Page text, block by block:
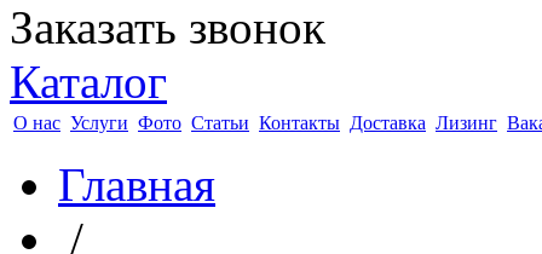
Заказать звонок
Каталог
О нас Услуги Фото Статьи Контакты Доставка Лизинг
Главная
/